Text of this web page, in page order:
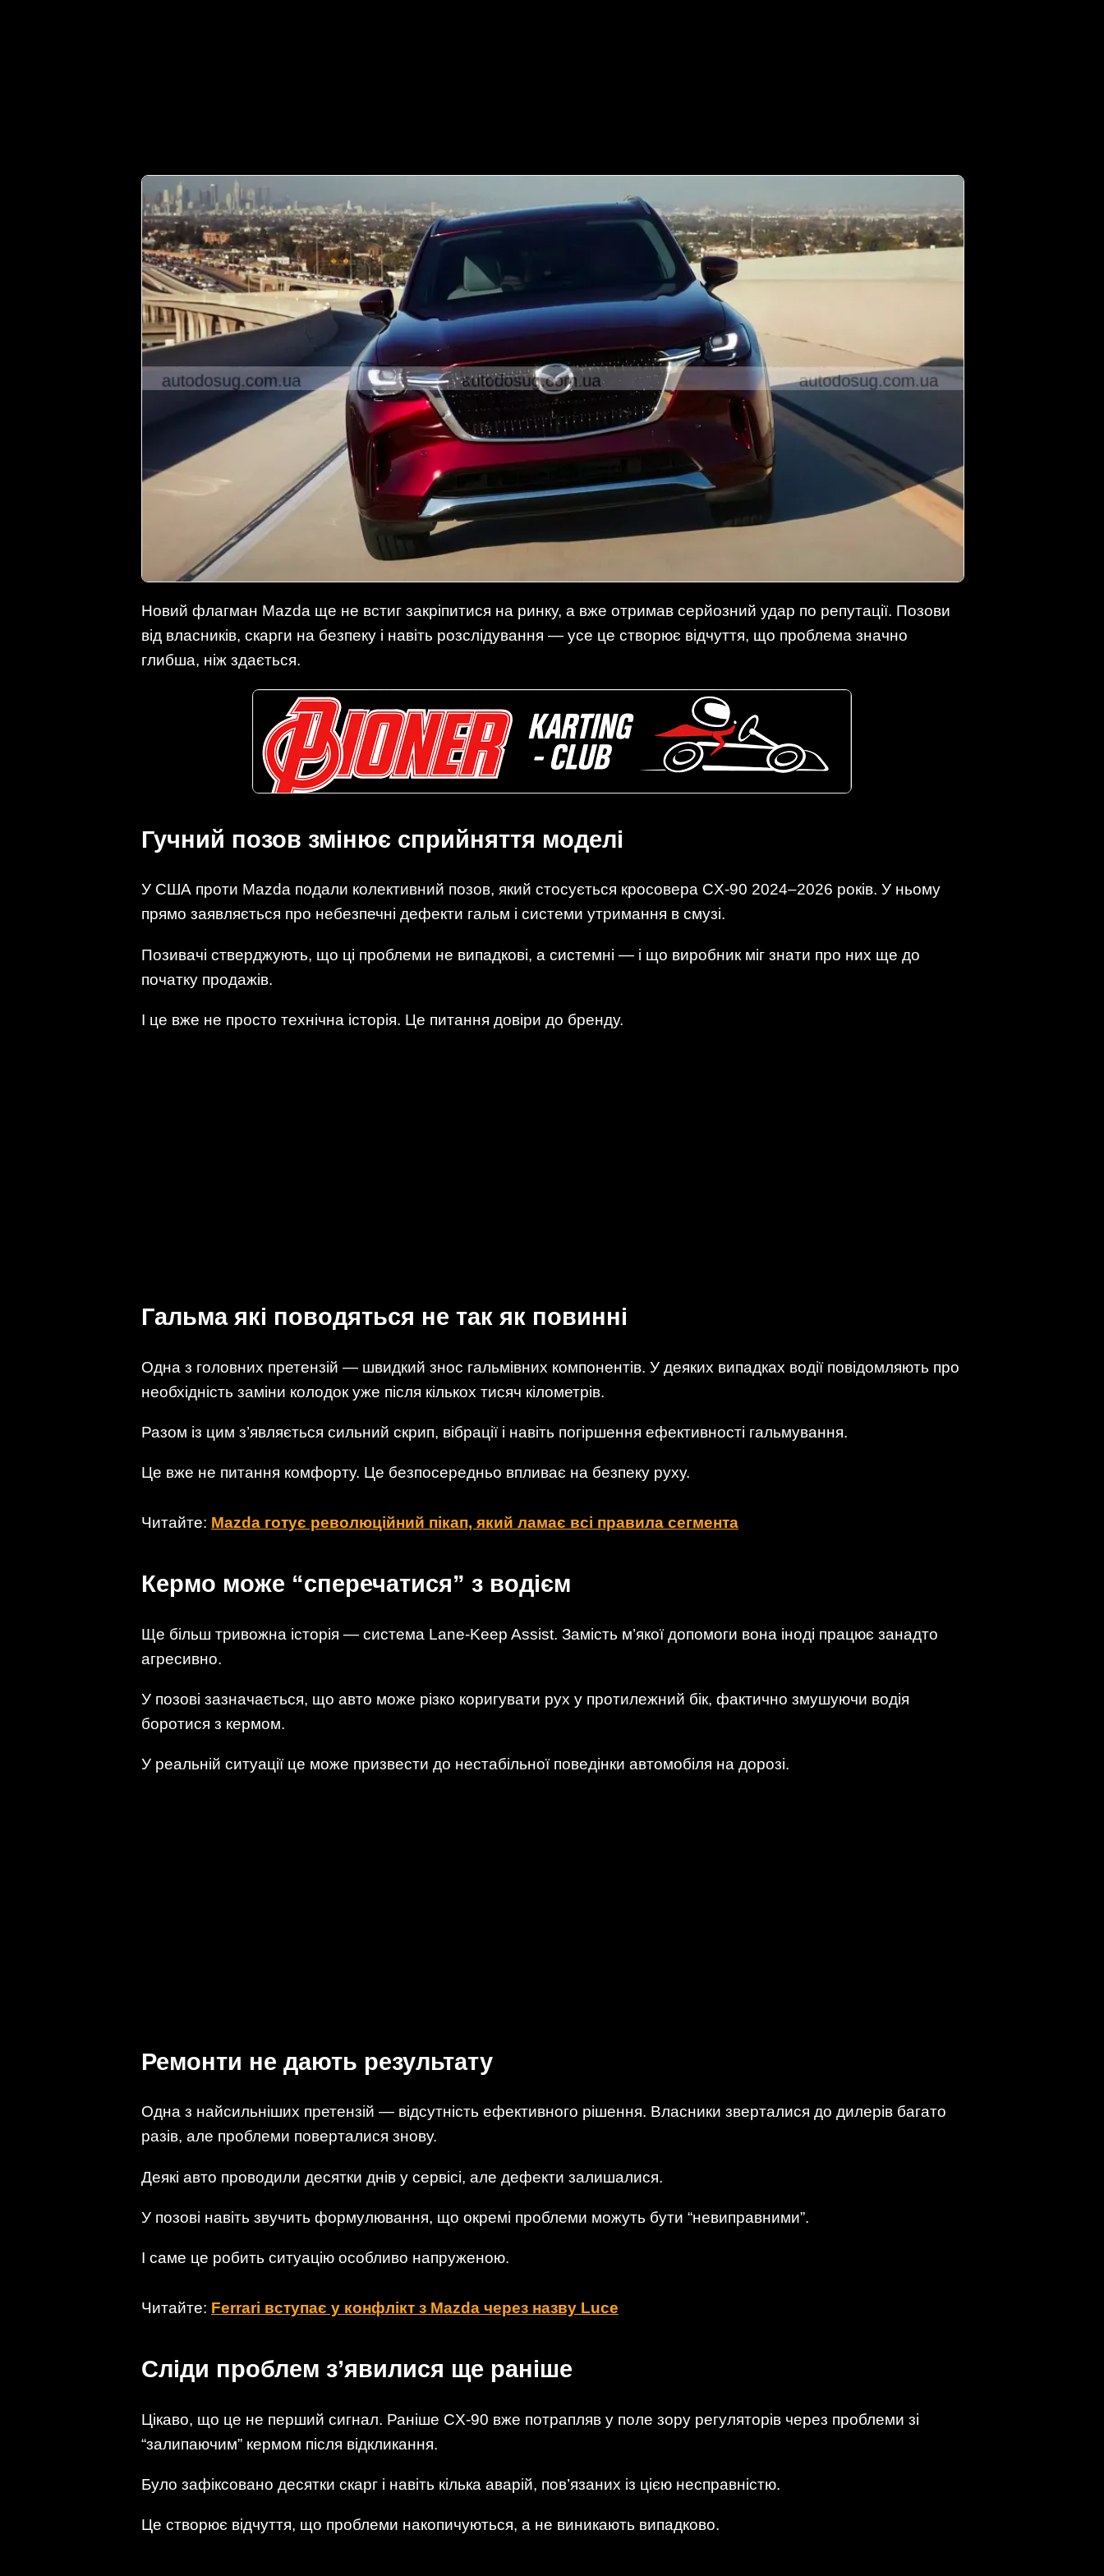
Новий флагман Mazda ще не встиг закріпитися на ринку, а вже отримав серйозний удар по репутації. Позови
від власників, скарги на безпеку і навіть розслідування — усе це створює відчуття, що проблема значно
глибша, ніж здається.
Гучний позов змінює сприйняття моделі
У США проти Mazda подали колективний позов, який стосується кросовера CX-90 2024–2026 років. У ньому
прямо заявляється про небезпечні дефекти гальм і системи утримання в смузі.
Позивачі стверджують, що ці проблеми не випадкові, а системні — і що виробник міг знати про них ще до
початку продажів.
І це вже не просто технічна історія. Це питання довіри до бренду.
Гальма які поводяться не так як повинні
Одна з головних претензій — швидкий знос гальмівних компонентів. У деяких випадках водії повідомляють про
необхідність заміни колодок уже після кількох тисяч кілометрів.
Разом із цим з’являється сильний скрип, вібрації і навіть погіршення ефективності гальмування.
Це вже не питання комфорту. Це безпосередньо впливає на безпеку руху.
Читайте: Mazda готує революційний пікап, який ламає всі правила сегмента
Кермо може “сперечатися” з водієм
Ще більш тривожна історія — система Lane-Keep Assist. Замість м’якої допомоги вона іноді працює занадто
агресивно.
У позові зазначається, що авто може різко коригувати рух у протилежний бік, фактично змушуючи водія
боротися з кермом.
У реальній ситуації це може призвести до нестабільної поведінки автомобіля на дорозі.
Ремонти не дають результату
Одна з найсильніших претензій — відсутність ефективного рішення. Власники зверталися до дилерів багато
разів, але проблеми поверталися знову.
Деякі авто проводили десятки днів у сервісі, але дефекти залишалися.
У позові навіть звучить формулювання, що окремі проблеми можуть бути “невиправними”.
І саме це робить ситуацію особливо напруженою.
Читайте: Ferrari вступає у конфлікт з Mazda через назву Luce
Сліди проблем з’явилися ще раніше
Цікаво, що це не перший сигнал. Раніше CX-90 вже потрапляв у поле зору регуляторів через проблеми зі
“залипаючим” кермом після відкликання.
Було зафіксовано десятки скарг і навіть кілька аварій, пов’язаних із цією несправністю.
Це створює відчуття, що проблеми накопичуються, а не виникають випадково.